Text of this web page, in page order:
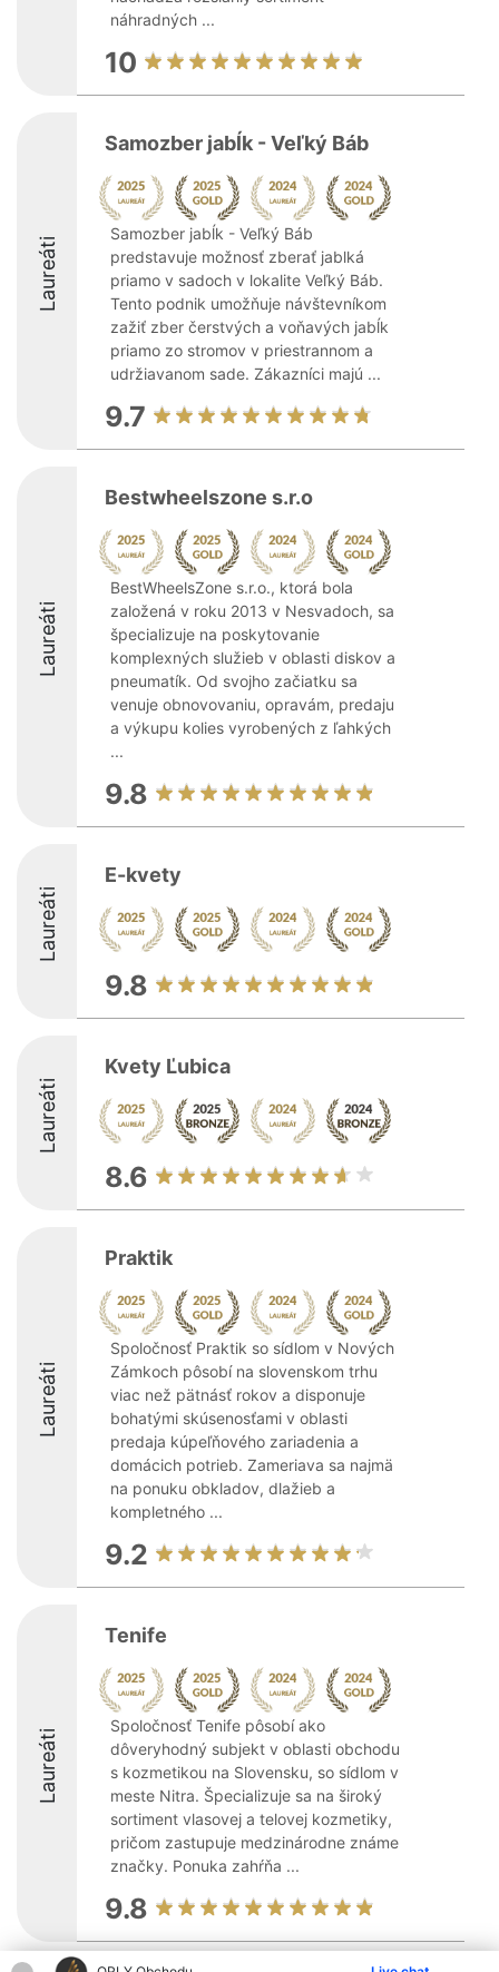
náhradných ...
10
Laureáti
Samozber jabĺk - Veľký Báb
Samozber jabĺk - Veľký Báb
predstavuje možnosť zberať jablká
priamo v sadoch v lokalite Veľký Báb.
Tento podnik umožňuje návštevníkom
zažiť zber čerstvých a voňavých jabĺk
priamo zo stromov v priestrannom a
udržiavanom sade. Zákazníci majú ...
9.7
Laureáti
Bestwheelszone s.r.o
BestWheelsZone s.r.o., ktorá bola
založená v roku 2013 v Nesvadoch, sa
špecializuje na poskytovanie
komplexných služieb v oblasti diskov a
pneumatík. Od svojho začiatku sa
venuje obnovovaniu, opravám, predaju
a výkupu kolies vyrobených z ľahkých
...
9.8
Laureáti
E-kvety
9.8
Laureáti
Kvety Ľubica
8.6
Laureáti
Praktik
Spoločnosť Praktik so sídlom v Nových
Zámkoch pôsobí na slovenskom trhu
viac než pätnásť rokov a disponuje
bohatými skúsenosťami v oblasti
predaja kúpeľňového zariadenia a
domácich potrieb. Zameriava sa najmä
na ponuku obkladov, dlažieb a
kompletného ...
9.2
Laureáti
Tenife
Spoločnosť Tenife pôsobí ako
dôveryhodný subjekt v oblasti obchodu
s kozmetikou na Slovensku, so sídlom v
meste Nitra. Špecializuje sa na široký
sortiment vlasovej a telovej kozmetiky,
pričom zastupuje medzinárodne známe
značky. Ponuka zahŕňa ...
9.8